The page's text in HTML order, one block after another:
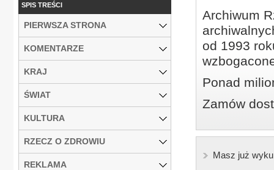
Archiwum
od 1993
Ponad
Zamów
Masz już
SPIS TREŚCI
PIERWSZA STRONA
KOMENTARZE
KRAJ
ŚWIAT
KULTURA
RZECZ O ZDROWIU
REKLAMA